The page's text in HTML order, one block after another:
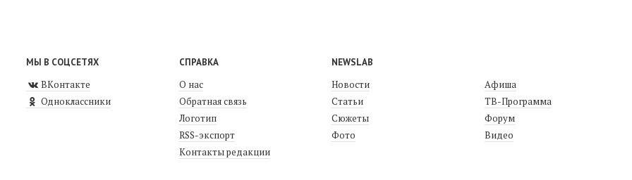
МЫ В СОЦСЕТЯХ
ВКонтакте
Одноклассники
СПРАВКА
О нас
Обратная связь
Логотип
RSS-экспорт
Контакты редакции
NEWSLAB
Новости
Статьи
Сюжеты
Фото
Афиша
ТВ-Программа
Форум
Видео